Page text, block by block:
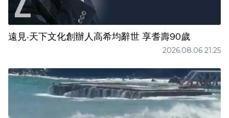
遠見‧天下文化創辦人高希均辭世 享耆壽90歲
2026.08.06 21:25